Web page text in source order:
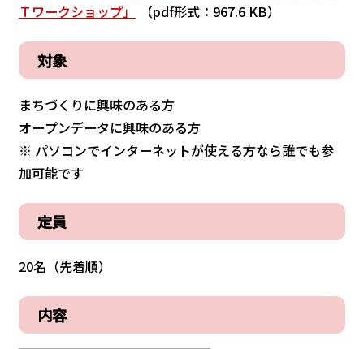
Ｔワークショップ」
（pdf形式：967.6 KB）
対象
まちづくりに興味のある方
オープンデータに興味のある方
※ パソコンでインターネットが使える方なら誰でも参
加可能です
定員
20名（先着順）
内容